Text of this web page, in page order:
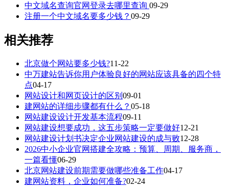
中文域名查询官网登录去哪里查询 09-29
注册一个中文域名要多少钱？ 09-29
相关推荐
北京做个网站要多少钱?11-22
中万建站告诉你用户体验良好的网站应该具备的四个特
点04-17
网站设计和网页设计的区别 09-01
建网站的详细步骤都有什么？ 05-18
网站建设设计开发基本流程09-11
网站建设想要成功，这五步策略一定要做好12-21
网站建设计划书决定企业网站建设的成与败12-28
2026中小企业官网搭建全攻略：预算、周期、服务商，
一篇看懂06-29
北京网站建设前期需要做哪些准备工作04-17
建网站资料，企业如何准备?02-24